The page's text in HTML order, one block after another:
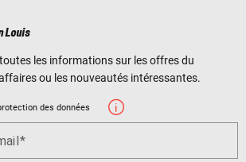
Louis
toutes les informations sur les offres du
ou les nouveautés intéressantes.
des données